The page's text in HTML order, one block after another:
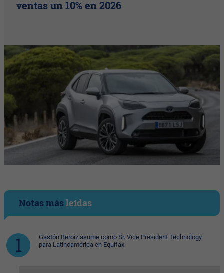
ventas un 10% en 2026
Notas másleídas
Gastón Beroiz asume como Sr. Vice President Technology
para Latinoamérica en Equifax